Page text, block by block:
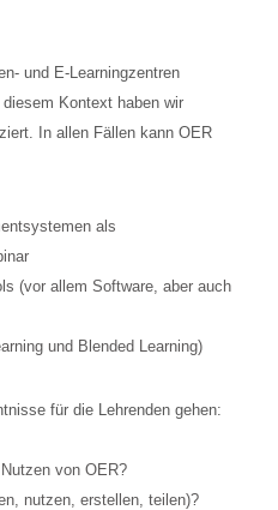
und E-Learningzentren
Kontext haben wir
In allen Fällen kann OER
als
(vor allem Software, aber auch
und Blended Learning)
für die Lehrenden gehen:
von OER?
nutzen, erstellen, teilen)?